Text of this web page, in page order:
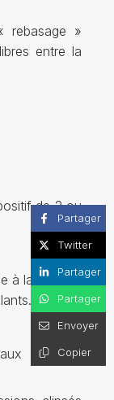
rebasage »
entre la
de 2 ou
à la fois par
implants
Partager
Twitter
Partager
Partager
Envoyer
Copier